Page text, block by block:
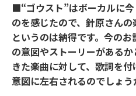
■“ゴウスト”はボーカルに
のを感じたので、針原さん
というのは納得です。今の
の意図やストーリーがある
きた楽曲に対して、歌詞を
意図に左右されるのでしょう